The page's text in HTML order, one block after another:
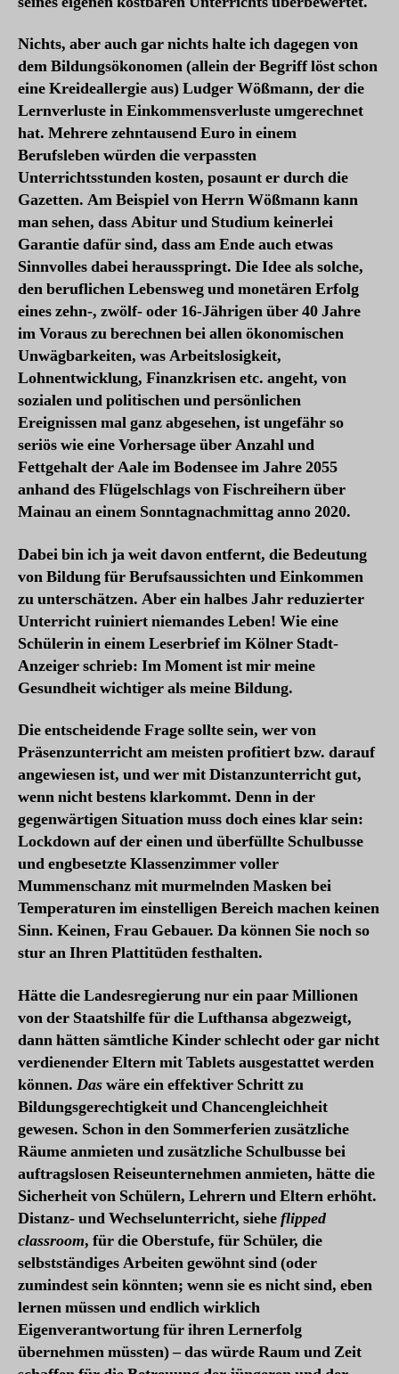
Nichts, aber auch gar nichts halte ich dagegen von
dem Bildungsökonomen (allein der Begriff löst schon
eine Kreideallergie aus) Ludger Wößmann, der die
Lernverluste in Einkommensverluste umgerechnet
hat. Mehrere zehntausend Euro in einem
Berufsleben würden die verpassten
Unterrichtsstunden kosten, posaunt er durch die
Gazetten. Am Beispiel von Herrn Wößmann kann
man sehen, dass Abitur und Studium keinerlei
Garantie dafür sind, dass am Ende auch etwas
Sinnvolles dabei herausspringt. Die Idee als solche,
den beruflichen Lebensweg und monetären Erfolg
eines zehn-, zwölf- oder 16-Jährigen über 40 Jahre
im Voraus zu berechnen bei allen ökonomischen
Unwägbarkeiten, was Arbeitslosigkeit,
Lohnentwicklung, Finanzkrisen etc. angeht, von
sozialen und politischen und persönlichen
Ereignissen mal ganz abgesehen, ist ungefähr so
seriös wie eine Vorhersage über Anzahl und
Fettgehalt der Aale im Bodensee im Jahre 2055
anhand des Flügelschlags von Fischreihern über
Mainau an einem Sonntagnachmittag anno 2020.
Dabei bin ich ja weit davon entfernt, die Bedeutung
von Bildung für Berufsaussichten und Einkommen
zu unterschätzen. Aber ein halbes Jahr reduzierter
Unterricht ruiniert niemandes Leben! Wie eine
Schülerin in einem Leserbrief im Kölner Stadt-
Anzeiger schrieb: Im Moment ist mir meine
Gesundheit wichtiger als meine Bildung.
Die entscheidende Frage sollte sein, wer von
Präsenzunterricht am meisten profitiert bzw. darauf
angewiesen ist, und wer mit Distanzunterricht gut,
wenn nicht bestens klarkommt. Denn in der
gegenwärtigen Situation muss doch eines klar sein:
Lockdown auf der einen und überfüllte Schulbusse
und engbesetzte Klassenzimmer voller
Mummenschanz mit murmelnden Masken bei
Temperaturen im einstelligen Bereich machen keinen
Sinn. Keinen, Frau Gebauer. Da können Sie noch so
stur an Ihren Plattitüden festhalten.
Hätte die Landesregierung nur ein paar Millionen
von der Staatshilfe für die Lufthansa abgezweigt,
dann hätten sämtliche Kinder schlecht oder gar nicht
verdienender Eltern mit Tablets ausgestattet werden
können. Daswäre ein effektiver Schritt zu
Bildungsgerechtigkeit und Chancengleichheit
gewesen. Schon in den Sommerferien zusätzliche
Räume anmieten und zusätzliche Schulbusse bei
auftragslosen Reiseunternehmen anmieten, hätte die
Sicherheit von Schülern, Lehrern und Eltern erhöht.
Distanz- und Wechselunterricht, sieheflipped
classroom, für die Oberstufe, für Schüler, die
selbstständiges Arbeiten gewöhnt sind (oder
zumindest sein könnten; wenn sie es nicht sind, eben
lernen müssen und endlich wirklich
Eigenverantwortung für ihren Lernerfolg
übernehmen müssten) – das würde Raum und Zeit